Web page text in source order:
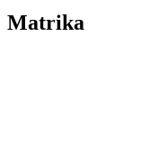
Matrika